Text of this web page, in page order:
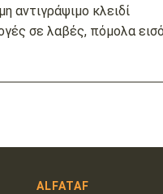
αντιγράψιμο κλειδί
σε λαβές, πόμολα
ALFATAF